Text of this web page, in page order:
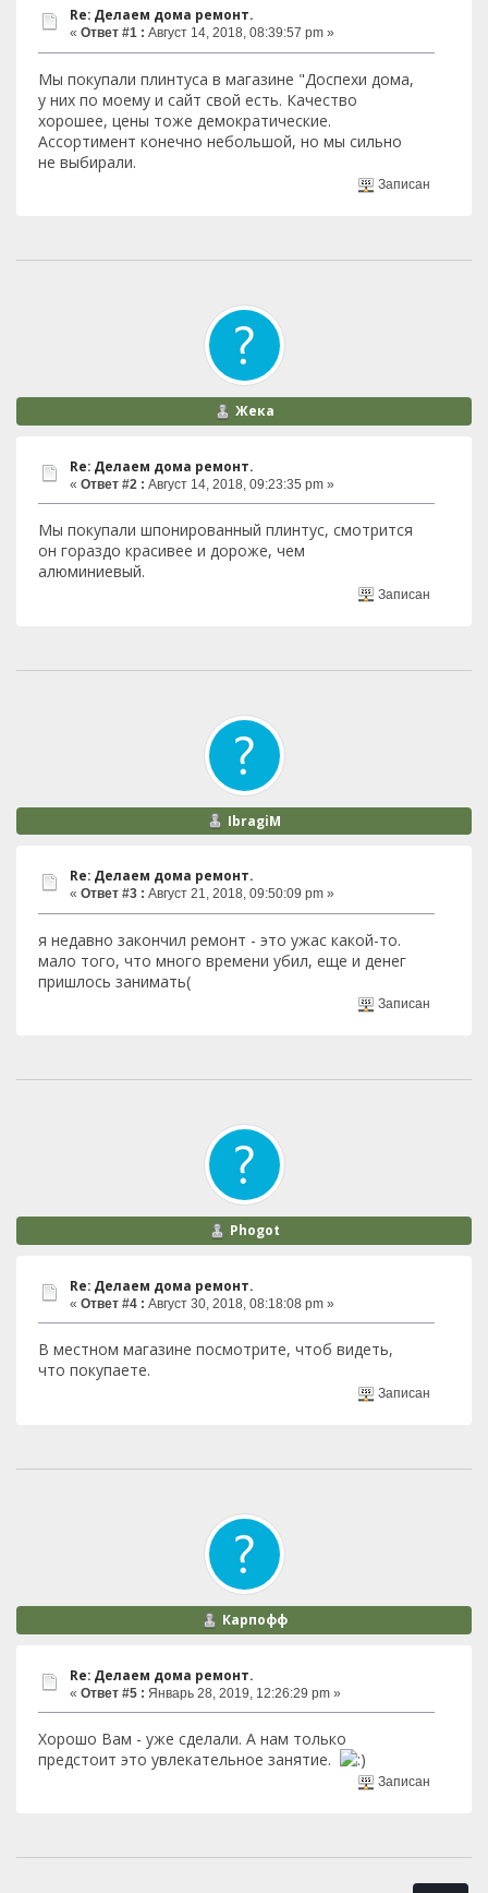
Re: Делаем дома ремонт.
« Ответ #1 : Август 14, 2018, 08:39:57 pm »
Мы покупали плинтуса в магазине "Доспехи дома,
у них по моему и сайт свой есть. Качество
хорошее, цены тоже демократические.
Ассортимент конечно небольшой, но мы сильно
не выбирали.
Записан
Жека
Re: Делаем дома ремонт.
« Ответ #2 : Август 14, 2018, 09:23:35 pm »
Мы покупали шпонированный плинтус, смотрится
он гораздо красивее и дороже, чем
алюминиевый.
Записан
IbragiM
Re: Делаем дома ремонт.
« Ответ #3 : Август 21, 2018, 09:50:09 pm »
я недавно закончил ремонт - это ужас какой-то.
мало того, что много времени убил, еще и денег
пришлось занимать(
Записан
Phogot
Re: Делаем дома ремонт.
« Ответ #4 : Август 30, 2018, 08:18:08 pm »
В местном магазине посмотрите, чтоб видеть,
что покупаете.
Записан
Карпофф
Re: Делаем дома ремонт.
« Ответ #5 : Январь 28, 2019, 12:26:29 pm »
Хорошо Вам - уже сделали. А нам только
предстоит это увлекательное занятие.
Записан